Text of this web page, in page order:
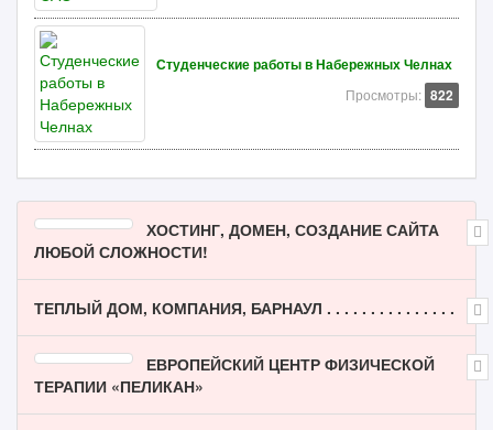
Студенческие работы в Набережных Челнах
Просмотры: 822
ХОСТИНГ, ДОМЕН, СОЗДАНИЕ САЙТА
ЛЮБОЙ СЛОЖНОСТИ!
ТЕПЛЫЙ ДОМ, КОМПАНИЯ, БАРНАУЛ . . . . . . . . . . . . . . .
ЕВРОПЕЙСКИЙ ЦЕНТР ФИЗИЧЕСКОЙ
ТЕРАПИИ «ПЕЛИКАН»